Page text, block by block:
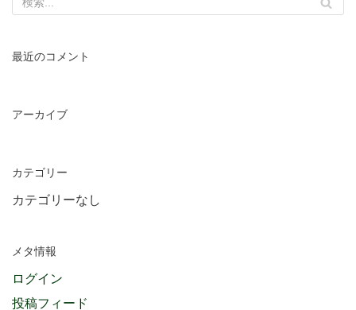
最近のコメント
アーカイブ
カテゴリー
カテゴリーなし
メタ情報
ログイン
投稿フィード